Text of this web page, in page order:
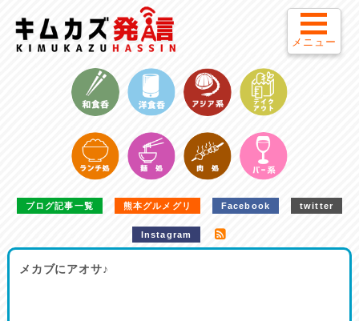
ブログ記事一覧 熊本グルメグリ Facebook twitter
Instagram
メカブにアオサ♪
メニュー